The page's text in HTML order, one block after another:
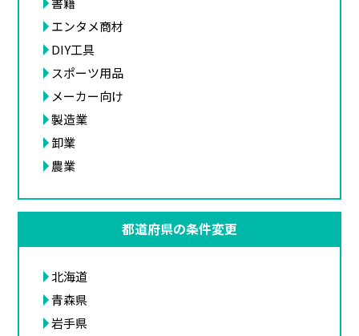
エンタメ商材
DIY工具
スポーツ用品
メーカー向け
製造業
卸業
農業
都道府県の条件変更
北海道
青森県
岩手県